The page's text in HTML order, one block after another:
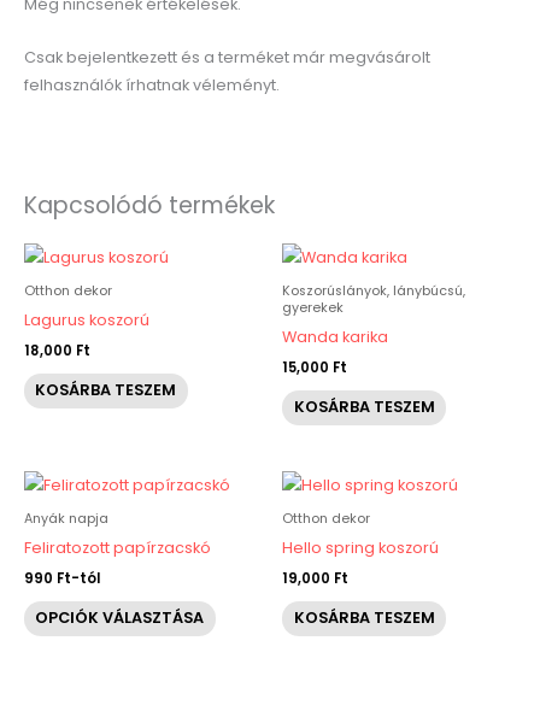
Még nincsenek értékelések.
Csak bejelentkezett és a terméket már megvásárolt
felhasználók írhatnak véleményt.
Kapcsolódó termékek
Otthon dekor
Lagurus koszorú
18,000 Ft
KOSÁRBA TESZEM
Koszorúslányok, lánybúcsú,
gyerekek
Wanda karika
15,000 Ft
KOSÁRBA TESZEM
Anyák napja
Feliratozott papírzacskó
990 Ft-tól
OPCIÓK VÁLASZTÁSA
Ennek
terméknek
van.
Otthon dekor
Hello spring koszorú
19,000 Ft
KOSÁRBA TESZEM